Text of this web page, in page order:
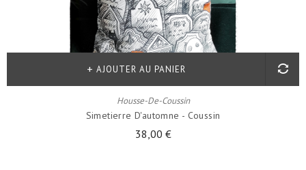
Housse-De-Coussin
Simetierre D'automne - Coussin
38,00 €
AJOUTER AU PANIER